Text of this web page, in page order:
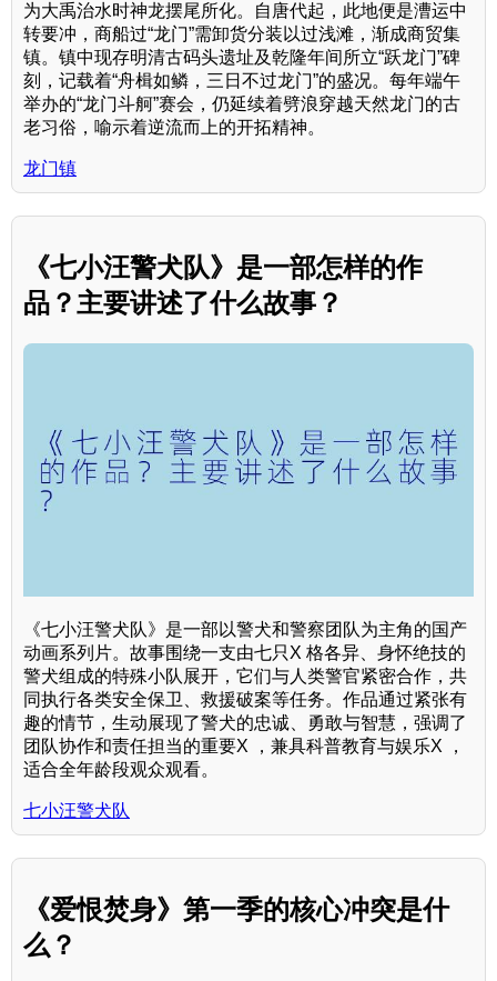
为大禹治水时神龙摆尾所化。自唐代起，此地便是漕运中
转要冲，商船过“龙门”需卸货分装以过浅滩，渐成商贸集
镇。镇中现存明清古码头遗址及乾隆年间所立“跃龙门”碑
刻，记载着“舟楫如鳞，三日不过龙门”的盛况。每年端午
举办的“龙门斗舸”赛会，仍延续着劈浪穿越天然龙门的古
老习俗，喻示着逆流而上的开拓精神。
龙门镇
《七小汪警犬队》是一部怎样的作
品？主要讲述了什么故事？
《七小汪警犬队》是一部以警犬和警察团队为主角的国产
动画系列片。故事围绕一支由七只X 格各异、身怀绝技的
警犬组成的特殊小队展开，它们与人类警官紧密合作，共
同执行各类安全保卫、救援破案等任务。作品通过紧张有
趣的情节，生动展现了警犬的忠诚、勇敢与智慧，强调了
团队协作和责任担当的重要X ，兼具科普教育与娱乐X ，
适合全年龄段观众观看。
七小汪警犬队
《爱恨焚身》第一季的核心冲突是什
么？